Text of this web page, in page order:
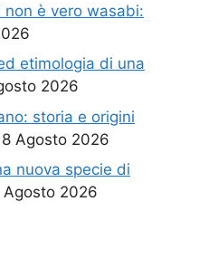
è vero wasabi:
etimologia di una
2026
storia e origini
8 Agosto 2026
nuova specie di
Agosto 2026